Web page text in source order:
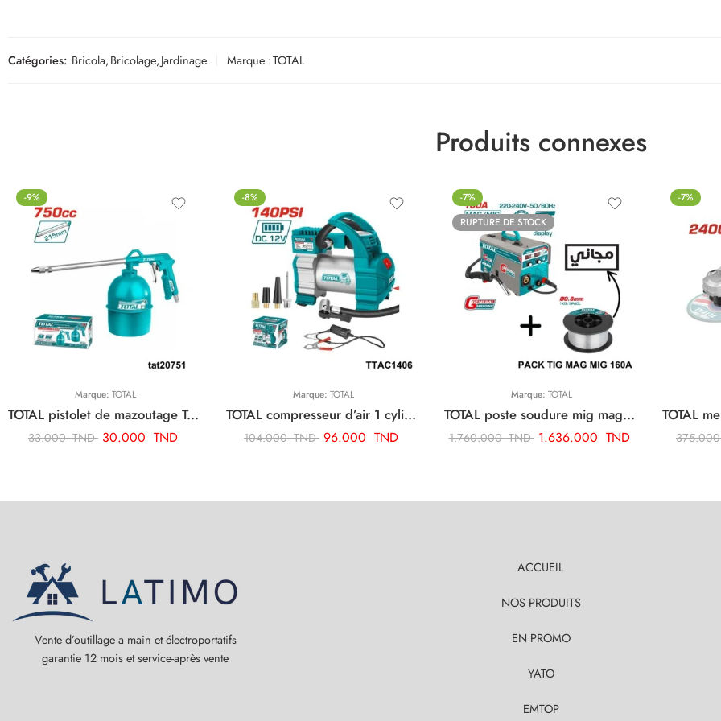
Catégories: Bricola,Bricolage,Jardinage Marque :TOTAL
Produits connexes
-9%
Marque: TOTAL
TOTAL pistolet de mazoutage TAT20751
33.000TND 30.000 TND
-8%
Marque: TOTAL
TOTAL compresseur d’air 1 cylindre TTAC1406
104.000TND 96.000 TND
-7%
RUPTURE DE STOCK
Marque: TOTAL
TOTAL poste soudure mig mag 160a 220/240 inverter + Cadeaux Bobine fil TMGT1601
1.760.000TND 1.636.000 TND
-7%
Vente d’outillage a main et électroportatifs
garantie 12 mois et service-après vente
ACCUEIL
NOS PRODUITS
EN PROMO
YATO
EMTOP